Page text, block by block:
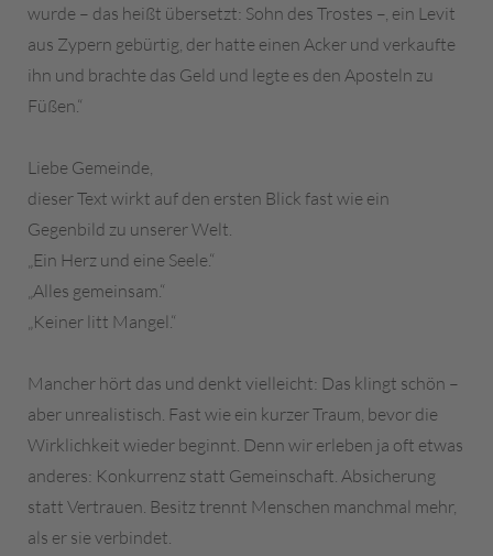
wurde – das heißt übersetzt: Sohn des Trostes –, ein Levit
aus Zypern gebürtig, der hatte einen Acker und verkaufte
ihn und brachte das Geld und legte es den Aposteln zu
Füßen.“
Liebe Gemeinde,
dieser Text wirkt auf den ersten Blick fast wie ein
Gegenbild zu unserer Welt.
„Ein Herz und eine Seele.“
„Alles gemeinsam.“
„Keiner litt Mangel.“
Mancher hört das und denkt vielleicht: Das klingt schön –
aber unrealistisch. Fast wie ein kurzer Traum, bevor die
Wirklichkeit wieder beginnt. Denn wir erleben ja oft etwas
anderes: Konkurrenz statt Gemeinschaft. Absicherung
statt Vertrauen. Besitz trennt Menschen manchmal mehr,
als er sie verbindet.